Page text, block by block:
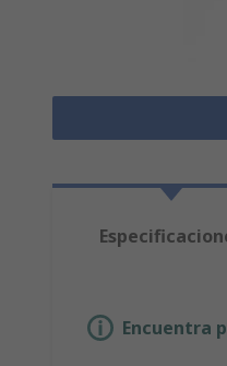
Encuentra